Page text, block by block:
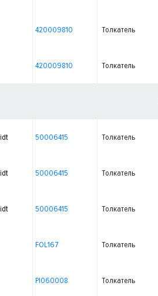
420009810 Толкатель
420009810 Толкатель
50006415 Толкатель
50006415 Толкатель
50006415 Толкатель
FOL167 Толкатель
PI060008 Толкатель